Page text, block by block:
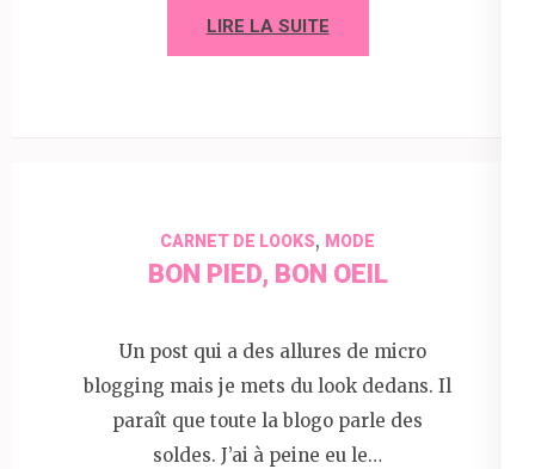
LIRE LA SUITE
CARNET DE LOOKS, MODE
BON PIED, BON OEIL
Un post qui a des allures de micro
blogging mais je mets du look dedans. Il
paraît que toute la blogo parle des
soldes. J’ai à peine eu le…